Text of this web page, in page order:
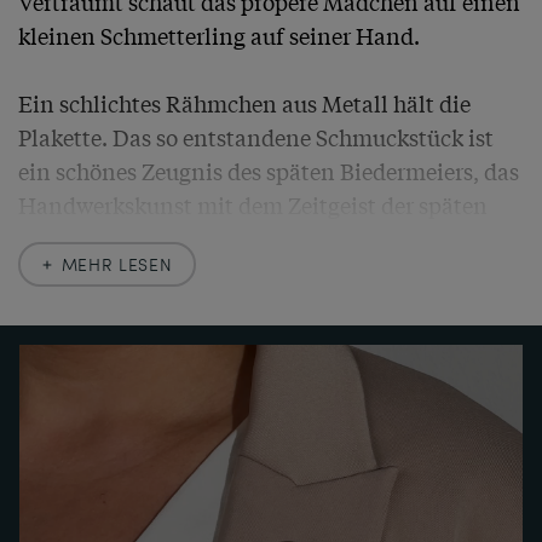
kleinen Schmetterling auf seiner Hand.
Ein schlichtes Rähmchen aus Metall hält die
Plakette. Das so entstandene Schmuckstück ist
ein schönes Zeugnis des späten Biedermeiers, das
Mehr Erfahren
Um die Mitte des 19. Jahrhunderts herum fand
ein neues Material Eingang in den Schmuck: das
Porzellan. So neu war es eigentlich gar nicht, war
das europäische Porzellan doch bereits zu Anfang
des 18. Jahrhunderts erfunden worden – doch war
MEHR ERFAHREN
MEHR LESEN